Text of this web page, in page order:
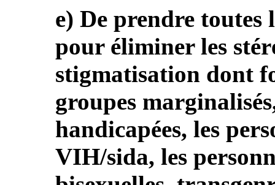
e) De prendre toutes
pour éliminer les
stigmatisation dont
groupes
handicapées, les
VIH/sida, les